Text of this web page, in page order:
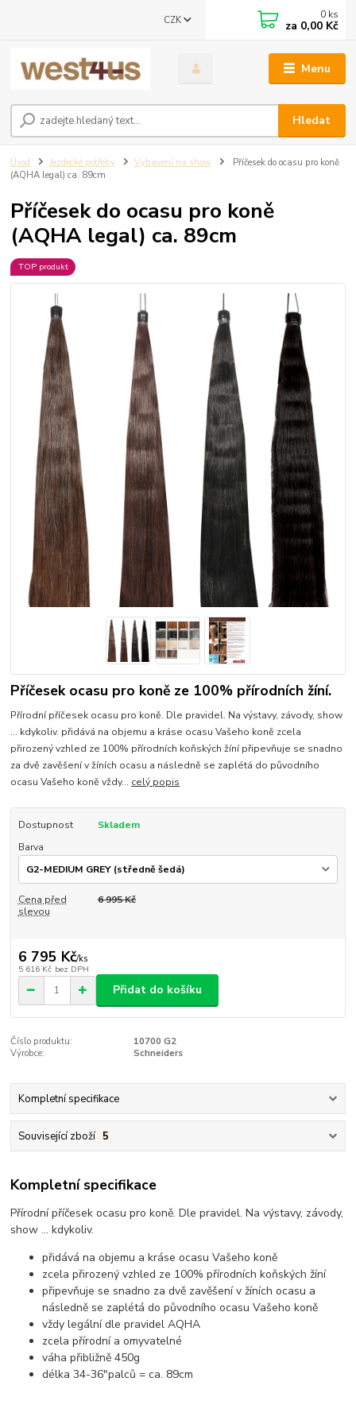
Menu
CZK
Hledat
0 ks
za 0,00 Kč
Úvod Jezdecké potřeby Vybavení na show
Příčesek do ocasu pro koně
(AQHA legal) ca. 89cm
Příčesek do ocasu pro koně
(AQHA legal) ca. 89cm
TOP produkt
Příčesek ocasu pro koně ze 100% přírodních žíní.
Přírodní příčesek ocasu pro koně. Dle pravidel. Na výstavy, závody, show
... kdykoliv. přidává na objemu a kráse ocasu Vašeho koně zcela
přirozený vzhled ze 100% přírodních koňských žíní připevňuje se snadno
za dvě zavěšení v žíních ocasu a následně se zaplétá do původního
ocasu Vašeho koně vždy... celý popis
Dostupnost
Skladem
Barva
Cena před
slevou
6 995 Kč
6 795 Kč/ks
5 616 Kč bez DPH
Přidat do košíku
Číslo produktu:
10700 G2
Výrobce:
Schneiders
Kompletní specifikace
Související zboží 5
Kompletní specifikace
Přírodní příčesek ocasu pro koně. Dle pravidel. Na výstavy, závody,
show ... kdykoliv.
přidává na objemu a kráse ocasu Vašeho koně
zcela přirozený vzhled ze 100% přírodních koňských žíní
připevňuje se snadno za dvě zavěšení v žíních ocasu a
následně se zaplétá do původního ocasu Vašeho koně
vždy legální dle pravidel AQHA
zcela přírodní a omyvatelné
váha přibližně 450g
délka 34-36"palců = ca. 89cm